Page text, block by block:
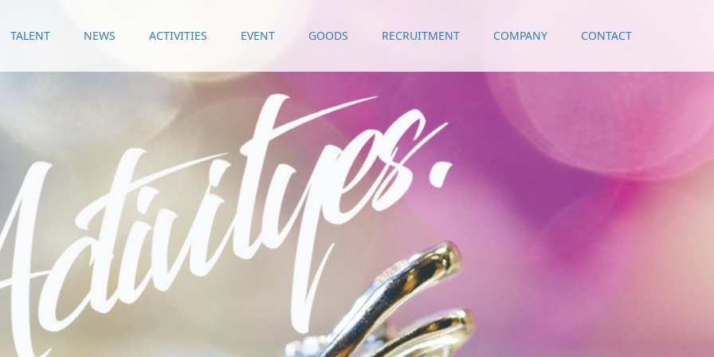
TALENT NEWS ACTIVITIES EVENT GOODS RECRUITMENT COMPANY CONTACT